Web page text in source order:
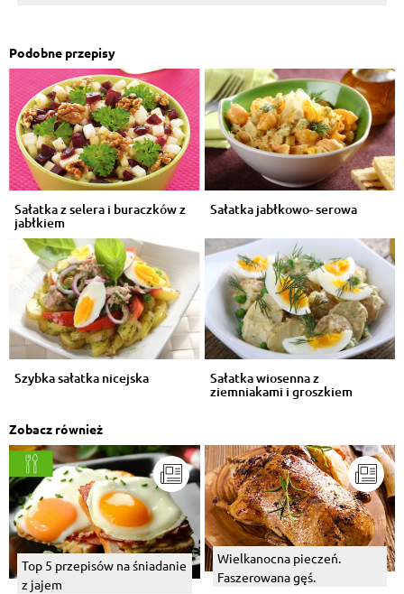
Podobne przepisy
Sałatka z selera i buraczków z
jabłkiem
Sałatka jabłkowo- serowa
Szybka sałatka nicejska Sałatka wiosenna z
ziemniakami i groszkiem
Zobacz również
Top 5 przepisów na śniadanie
z jajem
Wielkanocna pieczeń.
Faszerowana gęś.